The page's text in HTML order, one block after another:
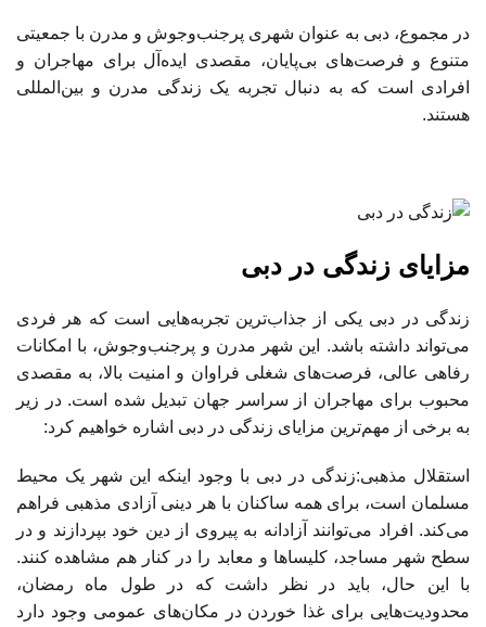
در مجموع، دبی به عنوان شهری پرجنب‌وجوش و مدرن با جمعیتی
متنوع و فرصت‌های بی‌پایان، مقصدی ایده‌آل برای مهاجران و
افرادی است که به دنبال تجربه یک زندگی مدرن و بین‌المللی
هستند.
مزایای زندگی در دبی
زندگی در دبی یکی از جذاب‌ترین تجربه‌هایی است که هر فردی
می‌تواند داشته باشد. این شهر مدرن و پرجنب‌وجوش، با امکانات
رفاهی عالی، فرصت‌های شغلی فراوان و امنیت بالا، به مقصدی
محبوب برای مهاجران از سراسر جهان تبدیل شده است. در زیر
به برخی از مهم‌ترین مزایای زندگی در دبی اشاره خواهیم کرد:
استقلال مذهبی:زندگی در دبی با وجود اینکه این شهر یک محیط
مسلمان است، برای همه ساکنان با هر دینی آزادی مذهبی فراهم
می‌کند. افراد می‌توانند آزادانه به پیروی از دین خود بپردازند و در
سطح شهر مساجد، کلیساها و معابد را در کنار هم مشاهده کنند.
با این حال، باید در نظر داشت که در طول ماه رمضان،
محدودیت‌هایی برای غذا خوردن در مکان‌های عمومی وجود دارد